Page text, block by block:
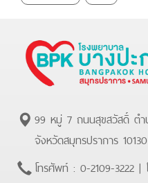
99 หมู่ 7 ถนนสุขสวัสดิ์ ตำ
จังหวัดสมุทรปราการ 10130
โทรศัพท์ : 0-2109-3222 |